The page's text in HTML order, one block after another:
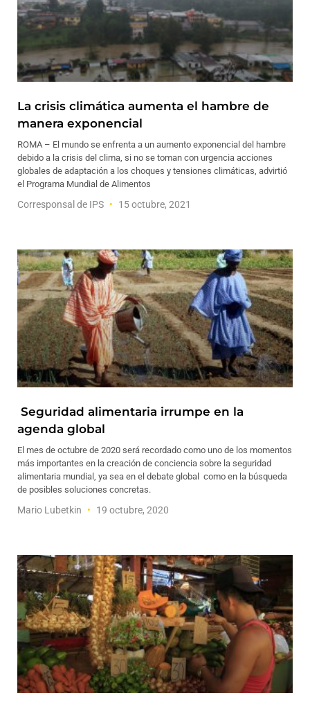
La crisis climática aumenta el hambre de
manera exponencial
ROMA – El mundo se enfrenta a un aumento exponencial del hambre
debido a la crisis del clima, si no se toman con urgencia acciones
globales de adaptación a los choques y tensiones climáticas, advirtió
el Programa Mundial de Alimentos
Corresponsal de IPS 15 octubre, 2021
Seguridad alimentaria irrumpe en la
agenda global
El mes de octubre de 2020 será recordado como uno de los momentos
más importantes en la creación de conciencia sobre la seguridad
alimentaria mundial, ya sea en el debate global como en la búsqueda
de posibles soluciones concretas.
Mario Lubetkin 19 octubre, 2020